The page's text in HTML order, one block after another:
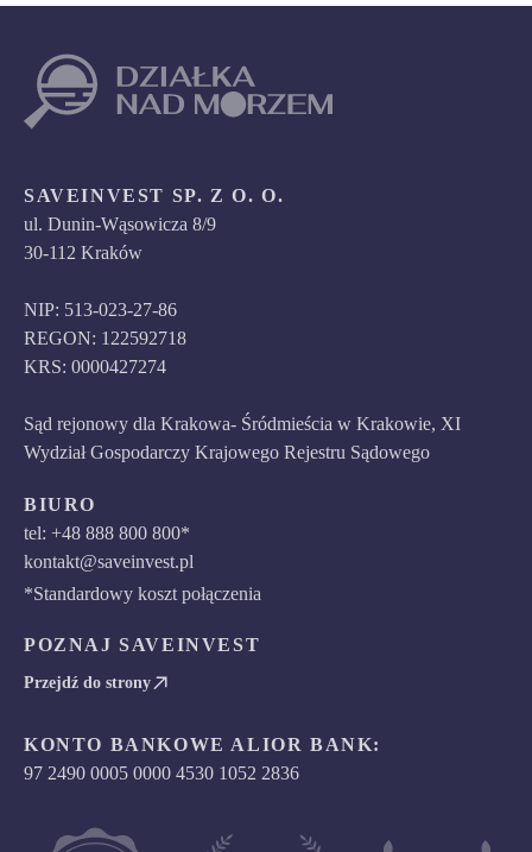
SAVEINVEST SP. Z O. O.
ul. Dunin-Wąsowicza 8/9
30-112 Kraków
NIP: 513-023-27-86
REGON: 122592718
KRS: 0000427274
Sąd rejonowy dla Krakowa- Śródmieścia w Krakowie, XI
Wydział Gospodarczy Krajowego Rejestru Sądowego
BIURO
tel: +48 888 800 800*
kontakt@saveinvest.pl
*Standardowy koszt połączenia
POZNAJ SAVEINVEST
Przejdź do strony
KONTO BANKOWE ALIOR BANK:
97 2490 0005 0000 4530 1052 2836